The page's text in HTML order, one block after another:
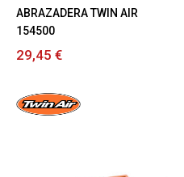
ABRAZADERA TWIN AIR
154500
29,45 €